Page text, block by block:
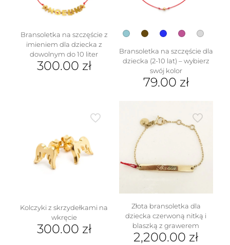
stronie
Bransoletka na szczęście z
imieniem dla dziecka z
dowolnym do 10 liter
300.00 zł
Bransoletka na szczęście dla
dziecka (2-10 lat) – wybierz
swój kolor
79.00 zł
wiele
wariantów.
wybrać
na
produktu
Kolczyki z skrzydełkami na
wkręcie
300.00 zł
Złota bransoletka dla
dziecka czerwoną nitką i
blaszką z grawerem
2,200.00 zł